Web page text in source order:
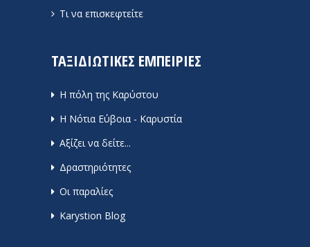
Τι να επισκεφτείτε
ΤΑΞΙΔΙΩΤΙΚΕΣ ΕΜΠΕΙΡΙΕΣ
Η πόλη της Καρύστου
Η Νότια Εύβοια - Καρυστία
Αξίζει να δείτε...
Δραστηριότητες
Οι παραλίες
Karystion Blog